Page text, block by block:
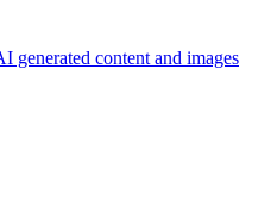
content and images